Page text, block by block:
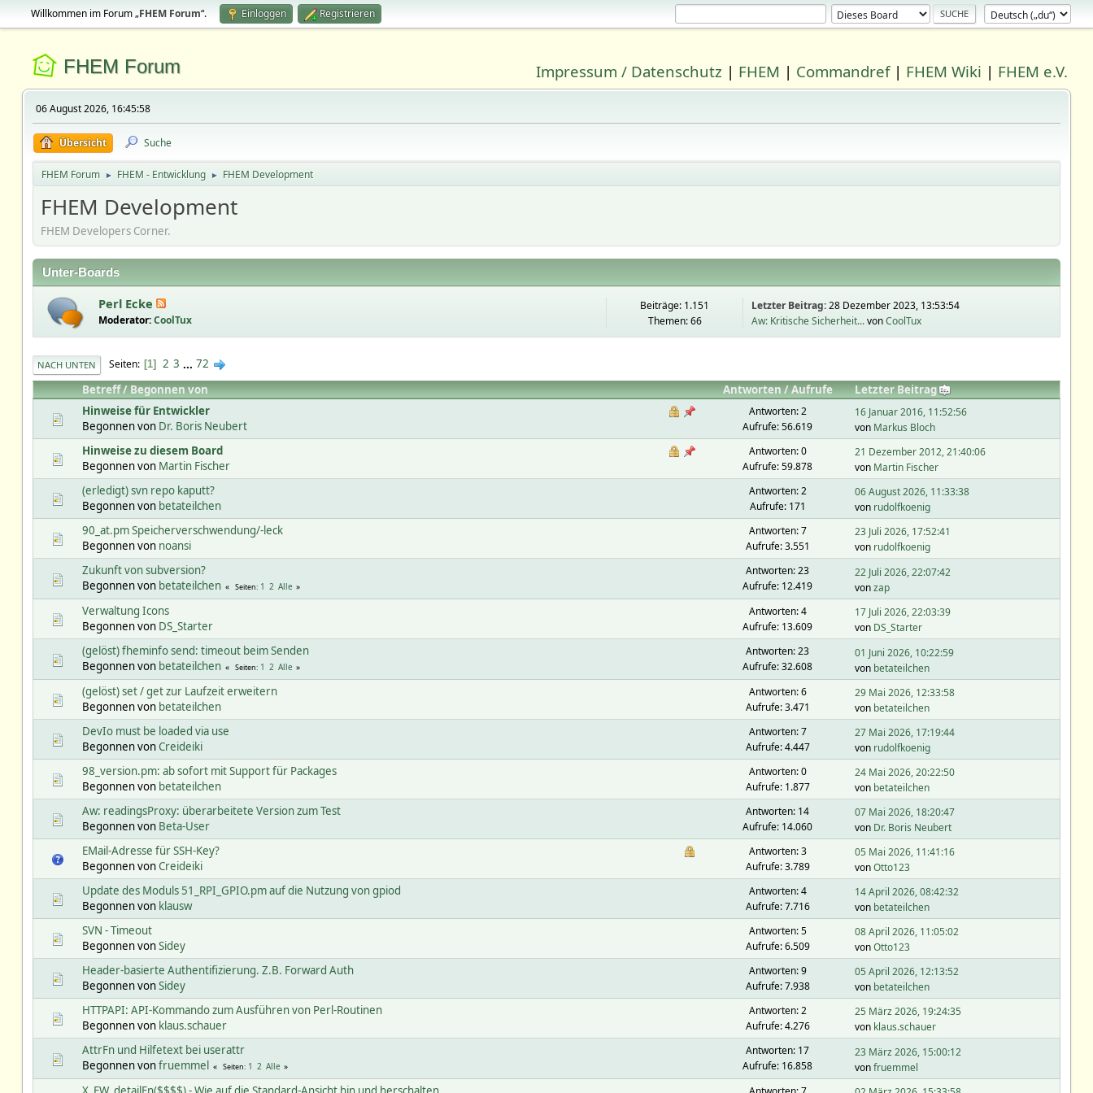
Willkommen im Forum „FHEM Forum“. Einloggen Registrieren
FHEM Forum Impressum / Datenschutz | FHEM | Commandref| FHEM Wiki | FHEM e.V.
06 August 2026, 16:45:58
Übersicht Suche
FHEM Forum ► FHEM - Entwicklung ► FHEM Development
FHEM Development
FHEM Developers Corner.
Unter-Boards
Perl Ecke
Moderator:CoolTux
Beiträge: 1.151
Themen: 66
Letzter Beitrag:28 Dezember 2023, 13:53:54
Aw: Kritische Sicherheit...vonCoolTux
NACH UNTEN Seiten 1 2 3 ... 72
Betreff/Begonnen von Antworten/Aufrufe
Letzter Beitrag
Hinweise für Entwickler
Begonnen von Dr. Boris Neubert
Antworten: 2
Aufrufe: 56.619
16 Januar 2016, 11:52:56
von Markus Bloch
Hinweise zu diesem Board
Begonnen von Martin Fischer
Antworten: 0
Aufrufe: 59.878
21 Dezember 2012, 21:40:06
von Martin Fischer
(erledigt) svn repo kaputt?
Begonnen von betateilchen
Antworten: 2
Aufrufe: 171
06 August 2026, 11:33:38
von rudolfkoenig
90_at.pm Speicherverschwendung/-leck
Begonnen von noansi
Antworten: 7
Aufrufe: 3.551
23 Juli 2026, 17:52:41
von rudolfkoenig
Zukunft von subversion?
Begonnen von betateilchen Seiten 1 2 Alle
Antworten: 23
Aufrufe: 12.419
22 Juli 2026, 22:07:42
vonzap
Verwaltung Icons
Begonnen von DS_Starter
Antworten: 4
Aufrufe: 13.609
17 Juli 2026, 22:03:39
von DS_Starter
(gelöst) fheminfo send: timeout beim Senden
Begonnen von betateilchen Seiten 1 2 Alle
Antworten: 23
Aufrufe: 32.608
01 Juni 2026, 10:22:59
von betateilchen
(gelöst) set / get zur Laufzeit erweitern
Begonnen von betateilchen
Antworten: 6
Aufrufe: 3.471
29 Mai 2026, 12:33:58
von betateilchen
DevIo must be loaded via use
Begonnen vonCreideiki
Antworten: 7
Aufrufe: 4.447
27 Mai 2026, 17:19:44
von rudolfkoenig
98_version.pm: ab sofort mit Support für Packages
Begonnen von betateilchen
Antworten: 0
Aufrufe: 1.877
24 Mai 2026, 20:22:50
von betateilchen
Aw: readingsProxy: überarbeitete Version zum Test
Begonnen von Beta-User
Antworten: 14
Aufrufe: 14.060
07 Mai 2026, 18:20:47
von Dr. Boris Neubert
EMail-Adresse für SSH-Key?
Begonnen vonCreideiki
Antworten: 3
Aufrufe: 3.789
05 Mai 2026, 11:41:16
vonOtto123
Update des Moduls 51_RPI_GPIO.pm auf die Nutzung von gpiod
Begonnen von klausw
Antworten: 4
Aufrufe: 7.716
14 April 2026, 08:42:32
von betateilchen
SVN - Timeout
Begonnen vonSidey
Antworten: 5
Aufrufe: 6.509
08 April 2026, 11:05:02
vonOtto123
Header-basierte Authentifizierung. Z.B. Forward Auth
Begonnen vonSidey
Antworten: 9
Aufrufe: 7.938
05 April 2026, 12:13:52
von betateilchen
HTTPAPI: API-Kommando zum Ausführen von Perl-Routinen
Begonnen von klaus.schauer
Antworten: 2
Aufrufe: 4.276
25 März 2026, 19:24:35
von klaus.schauer
AttrFn und Hilfetext bei userattr
Begonnen vonfruemmel Seiten 1 2 Alle
Antworten: 17
Aufrufe: 16.858
23 März 2026, 15:00:12
vonfruemmel